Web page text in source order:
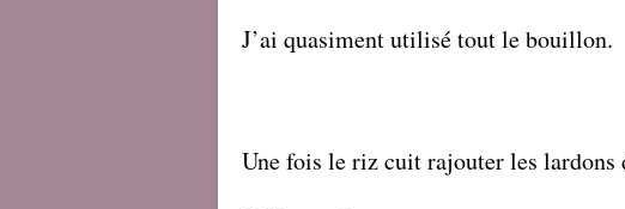
J’ai quasiment utilisé tout le bouillon.
Une fois le riz cuit rajouter les lardons